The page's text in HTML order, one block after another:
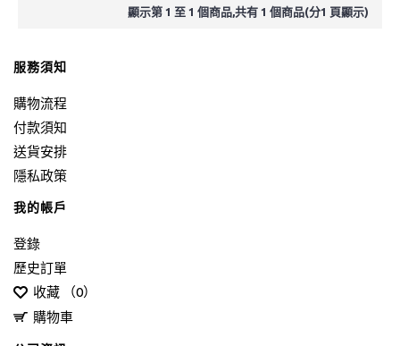
顯示第 1 至 1 個商品,共有 1 個商品(分1 頁顯示)
服務須知
購物流程
付款須知
送貨安排
隱私政策
我的帳戶
登錄
歷史訂單
收藏 （0）
購物車